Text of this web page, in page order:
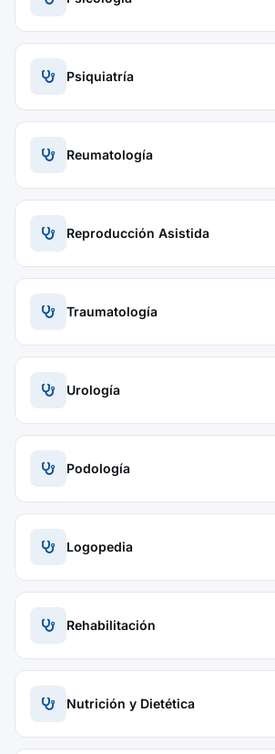
Psiquiatría
Reumatología
Reproducción Asistida
Traumatología
Urología
Podología
Logopedia
Rehabilitación
Nutrición y Dietética